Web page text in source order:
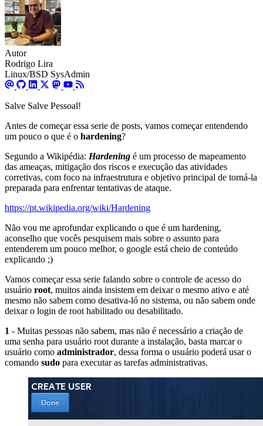
Autor
Rodrigo Lira
Linux/BSD SysAdmin
Salve Salve Pessoal!
Antes de começar essa serie de posts, vamos começar entendendo
um pouco o que é o hardening?
Segundo a Wikipédia: Hardening é um processo de mapeamento
das ameaças, mitigação dos riscos e execução das atividades
corretivas, com foco na infraestrutura e objetivo principal de torná-la
preparada para enfrentar tentativas de ataque.
https://pt.wikipedia.org/wiki/Hardening
Não vou me aprofundar explicando o que é um hardening,
aconselho que vocês pesquisem mais sobre o assunto para
entenderem um pouco melhor, o google está cheio de conteúdo
explicando ;)
Vamos começar essa serie falando sobre o controle de acesso do
usuário root, muitos ainda insistem em deixar o mesmo ativo e até
mesmo não sabem como desativa-ló no sistema, ou não sabem onde
deixar o login de root habilitado ou desabilitado.
1 - Muitas pessoas não sabem, mas não é necessário a criação de
uma senha para usuário root durante a instalação, basta marcar o
usuário como administrador, dessa forma o usuário poderá usar o
comando sudo para executar as tarefas administrativas.